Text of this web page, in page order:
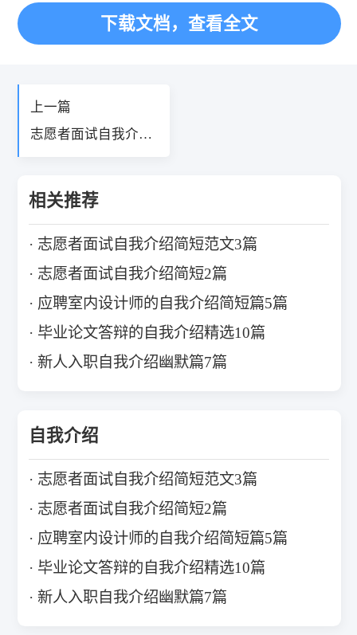
爱，不再有痛苦、灾难、战争时，到时，人间就
会变成天堂！下载文档，查看全文
上一篇
志愿者面试自我介绍
相关推荐
志愿者面试自我介绍简短范文3篇
志愿者面试自我介绍简短2篇
应聘室内设计师的自我介绍简短篇5篇
毕业论文答辩的自我介绍精选10篇
新人入职自我介绍幽默篇7篇
自我介绍
志愿者面试自我介绍简短范文3篇
志愿者面试自我介绍简短2篇
应聘室内设计师的自我介绍简短篇5篇
毕业论文答辩的自我介绍精选10篇
新人入职自我介绍幽默篇7篇